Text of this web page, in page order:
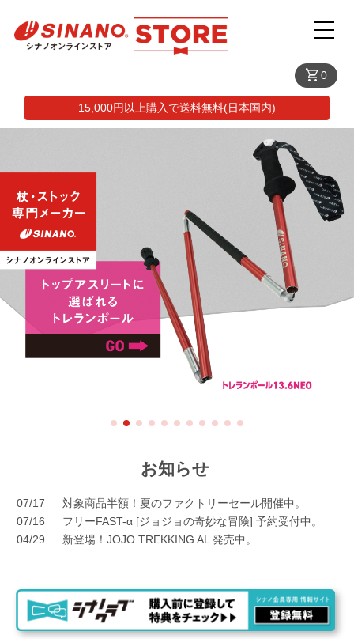
shopping_cart0
15,000円以上購入で送料無料(日本国内)
お知らせ
07/17
対象商品半額！夏のファクトリーセール開催中。
07/16
フリーFAST-α [ジョジョの奇妙な冒険] 予約受付中。
04/29
新登場！JOJO TREKKING AL 発売中。